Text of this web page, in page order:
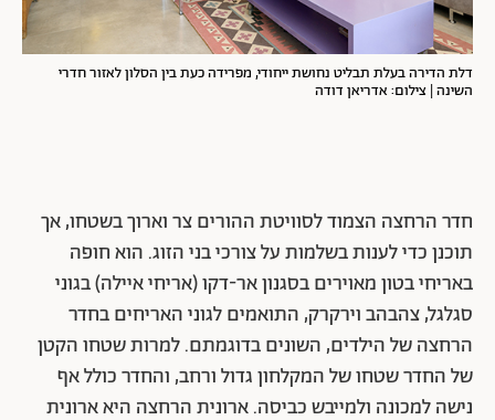
דלת הדירה בעלת תבליט נחושת ייחודי, מפרידה כעת בין הסלון לאזור חדרי
השינה | צילום: אדריאן דודה
חדר הרחצה הצמוד לסוויטת ההורים צר וארוך בשטחו, אך
תוכנן כדי לענות בשלמות על צורכי בני הזוג. הוא חופה
באריחי בטון מאוירים בסגנון אר-דקו (אריחי איילה) בגוני
סגלגל, צהבהב וירקרק, התואמים לגוני האריחים בחדר
הרחצה של הילדים, השונים בדוגמתם. למרות שטחו הקטן
של החדר שטחו של המקלחון גדול ורחב, והחדר כולל אף
נישה למכונה ולמייבש כביסה. ארונית הרחצה היא ארונית